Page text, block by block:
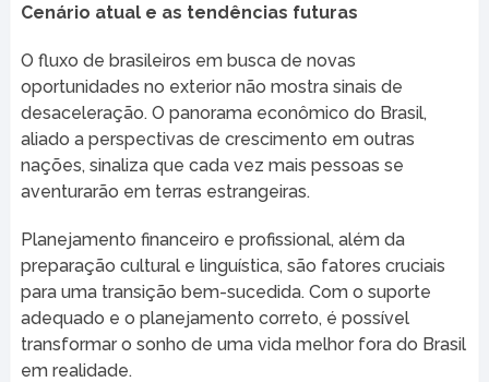
Cenário atual e as tendências futuras
O fluxo de brasileiros em busca de novas
oportunidades no exterior não mostra sinais de
desaceleração. O panorama econômico do Brasil,
aliado a perspectivas de crescimento em outras
nações, sinaliza que cada vez mais pessoas se
aventurarão em terras estrangeiras.
Planejamento financeiro e profissional, além da
preparação cultural e linguística, são fatores cruciais
para uma transição bem-sucedida. Com o suporte
adequado e o planejamento correto, é possível
transformar o sonho de uma vida melhor fora do Brasil
em realidade.